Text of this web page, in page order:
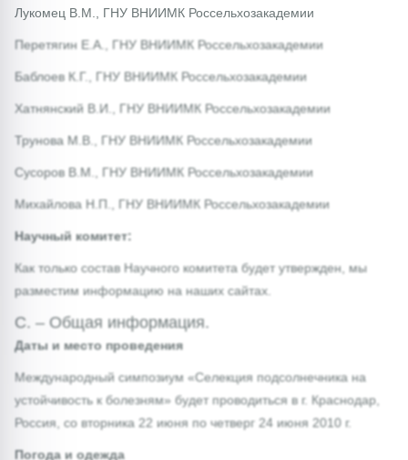
Лукомец В.М., ГНУ ВНИИМК Россельхозакадемии
Перетягин Е.А., ГНУ ВНИИМК Россельхозакадемии
Баблоев К.Г., ГНУ ВНИИМК Россельхозакадемии
Хатнянский В.И., ГНУ ВНИИМК Россельхозакадемии
Трунова М.В., ГНУ ВНИИМК Россельхозакадемии
Сусоров В.М., ГНУ ВНИИМК Россельхозакадемии
Михайлова Н.П., ГНУ ВНИИМК Россельхозакадемии
Научный комитет:
Как только состав Научного комитета будет утвержден, мы
разместим информацию на наших сайтах.
C. – Общая информация.
Даты и место проведения
Международный симпозиум «Селекция подсолнечника на
устойчивость к болезням» будет проводиться в г. Краснодар,
Россия, со вторника 22 июня по четверг 24 июня 2010 г.
Погода и одежда